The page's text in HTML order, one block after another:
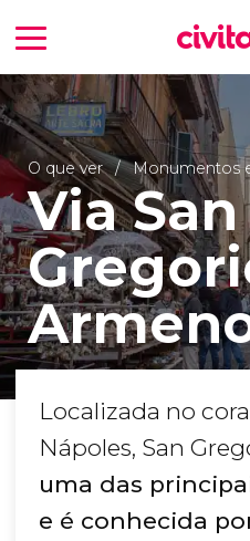
O que ver Monumentos
Via San
Localizada no
Nápoles, San
uma das
e é conhecida